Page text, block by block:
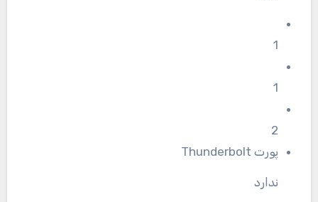
1
1
2
پورت Thunderbolt
ندارد